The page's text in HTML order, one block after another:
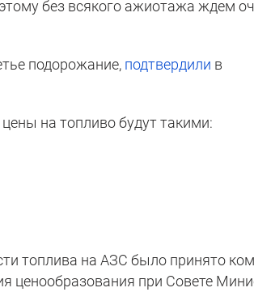
без всякого ажиотажа ждем
подорожание, подтвердили в
на топливо будут такими:
топлива на АЗС было принято
ценообразования при Совете